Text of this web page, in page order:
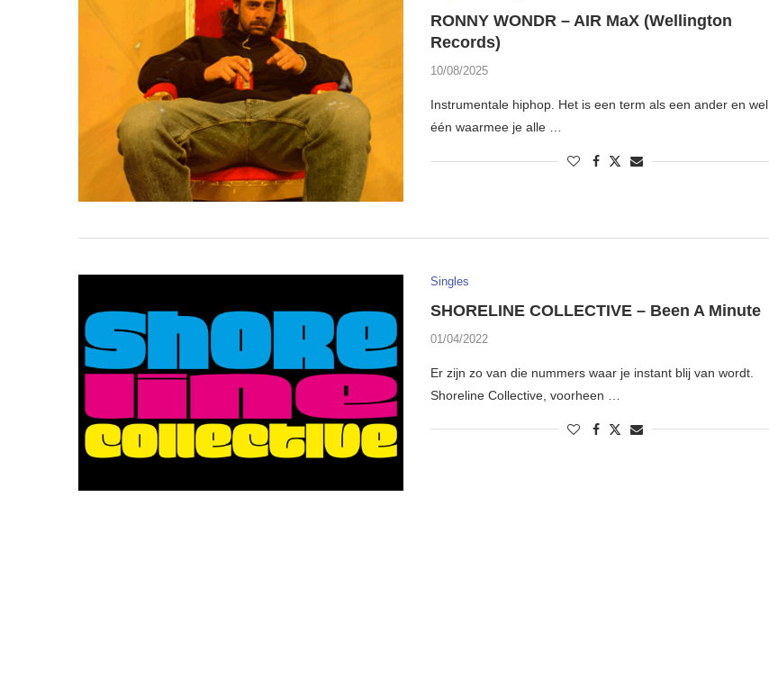
RONNY WONDR – AIR MaX (Wellington
Records)
10/08/2025
Instrumentale hiphop. Het is een term als een ander en wel
één waarmee je alle …
Singles
SHORELINE COLLECTIVE – Been A Minute
01/04/2022
Er zijn zo van die nummers waar je instant blij van wordt.
Shoreline Collective, voorheen …